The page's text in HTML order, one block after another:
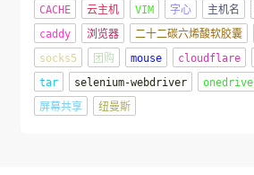
CACHE
云主机 VIM 字心 主机名
caddy
浏览器 二十二碳六烯酸软胶囊
socks5
团购 mouse cloudflare
tar
selenium-webdriver onedrive
屏幕共享
纽曼斯